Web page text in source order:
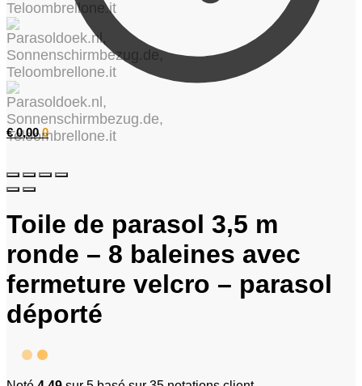
€0,00 0
Toile de parasol 3,5 m
ronde – 8 baleines avec
fermeture velcro – parasol
déporté